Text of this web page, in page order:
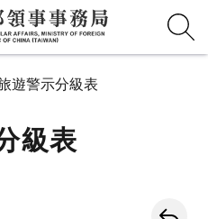
遊警示分級表
級表